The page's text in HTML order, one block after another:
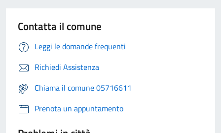
Contatta il comune
Leggi le domande frequenti
Richiedi Assistenza
Chiama il comune 05716611
Prenota un appuntamento